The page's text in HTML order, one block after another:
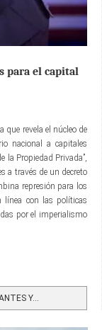
para el capital
que revela el núcleo de
nacional a capitales
la Propiedad Privada”,
a través de un decreto
represión para los
línea con las políticas
por el imperialismo
Y...